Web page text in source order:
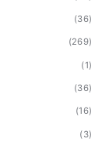
(36)
(269)
(1)
(36)
(16)
(3)